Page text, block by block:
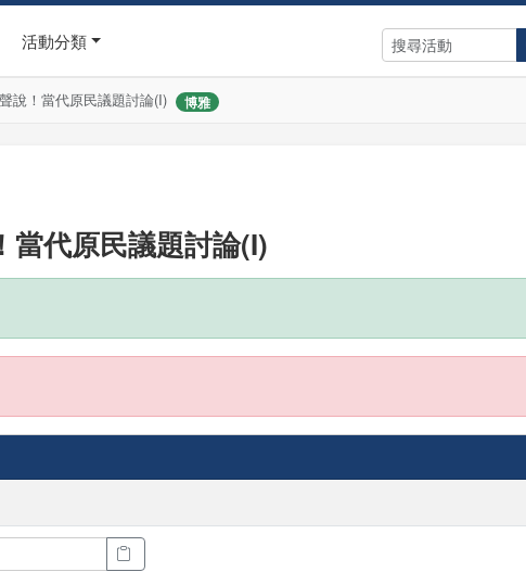
活動分類
說！當代原民議題討論(I) 博雅
當代原民議題討論(I)